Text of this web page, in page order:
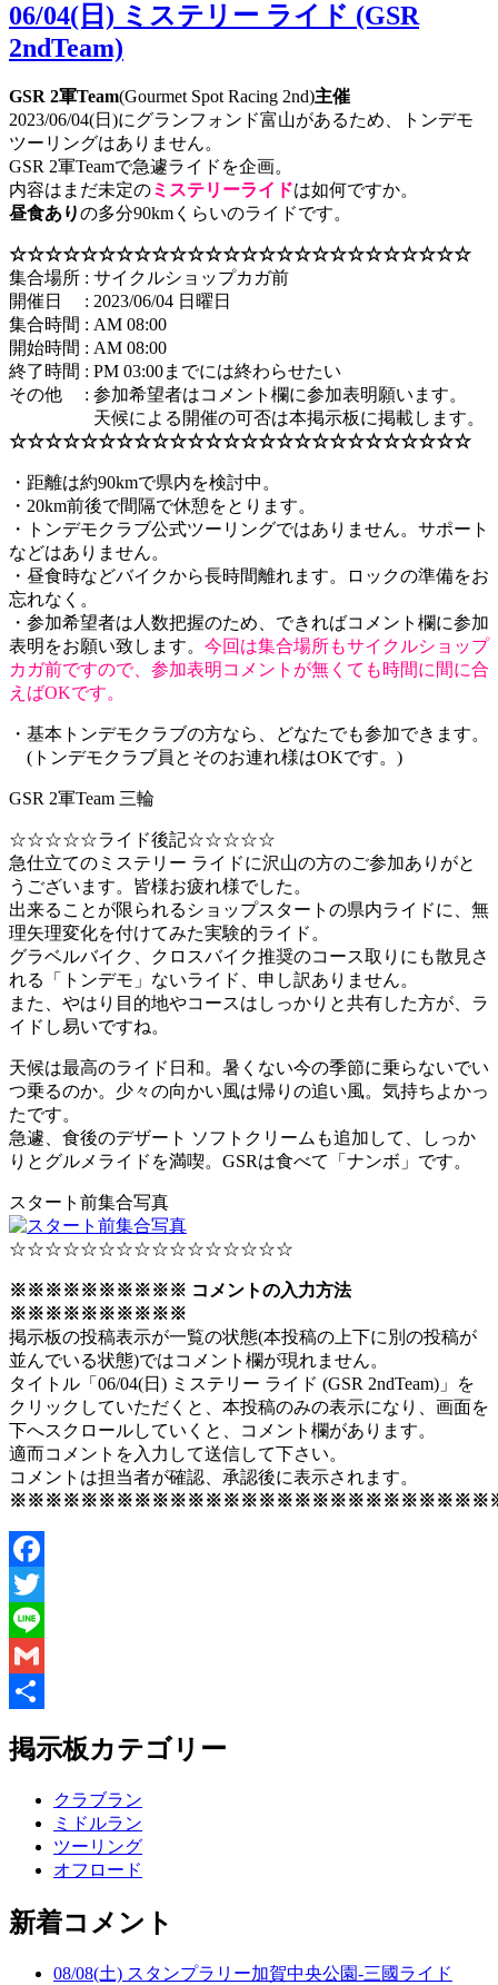
有
06/04(日) ミステリー ライド (GSR
2ndTeam)
GSR 2軍Team(Gourmet Spot Racing 2nd)主催
2023/06/04(日)にグランフォンド富山があるため、トンデモ
ツーリングはありません。
GSR 2軍Teamで急遽ライドを企画。
内容はまだ未定のミステリーライドは如何ですか。
昼食ありの多分90kmくらいのライドです。
☆☆☆☆☆☆☆☆☆☆☆☆☆☆☆☆☆☆☆☆☆☆☆☆☆☆
集合場所 : サイクルショップカガ前
開催日 : 2023/06/04 日曜日
集合時間 : AM 08:00
開始時間 : AM 08:00
終了時間 : PM 03:00までには終わらせたい
その他 : 参加希望者はコメント欄に参加表明願います。
天候による開催の可否は本掲示板に掲載します。
☆☆☆☆☆☆☆☆☆☆☆☆☆☆☆☆☆☆☆☆☆☆☆☆☆☆
・距離は約90kmで県内を検討中。
・20km前後で間隔で休憩をとります。
・トンデモクラブ公式ツーリングではありません。サポート
などはありません。
・昼食時などバイクから長時間離れます。ロックの準備をお
忘れなく。
・参加希望者は人数把握のため、できればコメント欄に参加
表明をお願い致します。 今回は集合場所もサイクルショップ
カガ前ですので、参加表明コメントが無くても時間に間に合
えばOKです。
・基本トンデモクラブの方なら、どなたでも参加できます。
(トンデモクラブ員とそのお連れ様はOKです。)
GSR 2軍Team 三輪
☆☆☆☆☆ライド後記☆☆☆☆☆
急仕立てのミステリー ライドに沢山の方のご参加ありがと
うございます。皆様お疲れ様でした。
出来ることが限られるショップスタートの県内ライドに、無
理矢理変化を付けてみた実験的ライド。
グラベルバイク、クロスバイク推奨のコース取りにも散見さ
れる「トンデモ」ないライド、申し訳ありません。
また、やはり目的地やコースはしっかりと共有した方が、ラ
イドし易いですね。
天候は最高のライド日和。暑くない今の季節に乗らないでい
つ乗るのか。少々の向かい風は帰りの追い風。気持ちよかっ
たです。
急遽、食後のデザート ソフトクリームも追加して、しっか
りとグルメライドを満喫。GSRは食べて「ナンボ」です。
スタート前集合写真
☆☆☆☆☆☆☆☆☆☆☆☆☆☆☆☆
※※※※※※※※※※ コメントの入力方法
※※※※※※※※※※
掲示板の投稿表示が一覧の状態(本投稿の上下に別の投稿が
並んでいる状態)ではコメント欄が現れません。
タイトル「06/04(日) ミステリー ライド (GSR 2ndTeam)」を
クリックしていただくと、本投稿のみの表示になり、画面を
下へスクロールしていくと、コメント欄があります。
適而コメントを入力して送信して下さい。
コメントは担当者が確認、承認後に表示されます。
Facebook
Twitter
Line
Gmail
有
掲示板カテゴリー
クラブラン
ミドルラン
ツーリング
オフロード
新着コメント
08/08(土) スタンプラリー加賀中央公園-三國ライド